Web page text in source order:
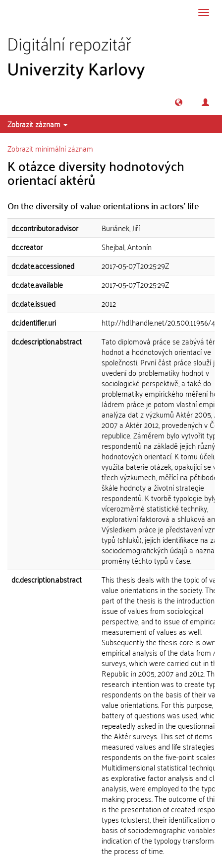
Zobrazit záznam
Zobrazit minimální záznam
K otázce diversity hodnotových
orientací aktérů
On the diversity of value orientations in actors' life
dc.contributor.advisor
Buriánek, Jiří
dc.creator
Shejbal, Antonín
dc.date.accessioned
2017-05-07T20:25:29Z
dc.date.available
2017-05-07T20:25:29Z
dc.date.issued
2012
dc.identifier.uri
http://hdl.handle.net/20.500.11956/
dc.description.abstract
Tato diplomová práce se zabývá
hodnot a hodnotových orientací ve
společnosti. První část práce slouží
uvedení do problematiky hodnot v
sociologické perspektivě, a také do
problematiky empirického měření
Jádrem práce je potom vlastní
analýza dat z výzkumů Aktér 2005,
2007 a Aktér 2012, provedených v
republice. Záměrem bylo vytvořit
respondentů na základě jejich různých
hodnotových orientací. K tomu účelu
využita baterie otázek, opakující se v
třech výzkumech, měřící na
škále hodnoty a životní strategie
respondentů. K tvorbě typologie byly
vícerozměrné statistické techniky,
explorativní faktorová a shluková
Výsledkem práce je představení
typů (shluků), jejich identifikace na
sociodemografických údajů a
proměny těchto typů v čase.
dc.description.abstract
This thesis deals with the topic of
value orientations in the society. The
part of the thesis is the introduction
issue of values from sociological
perspective, and to issue of empirical
measurement of values as well.
Subsequently the thesis core is own
empirical analysis of the data from
surveys, which were carried out in
Republic in 2005, 2007 and 2012. The
research intention was to create
respondents on the basis of their
value orientations. For this purpose, a
battery of questions was used, which
repeatedly asked in the
the Aktér surveys. This set of items
measured values and life strategies of
respondents on the five-point scales.
Multidimensional statistical
as explorative factor analysis and
analysis, were employed to the
making process. The outcome of this
is the presentation of created
types (clusters), their identification
basis of sociodemographic variables
indication of the typology
the process of time.